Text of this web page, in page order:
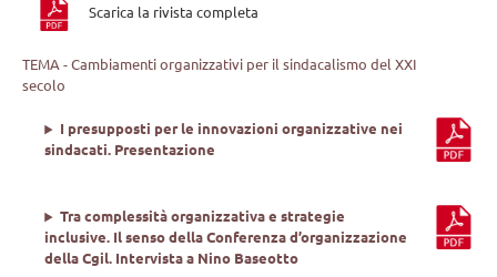
Scarica la rivista completa
TEMA - Cambiamenti organizzativi per il sindacalismo del XXI
secolo
I presupposti per le innovazioni organizzative nei
sindacati. Presentazione
Tra complessità organizzativa e strategie
inclusive. Il senso della Conferenza d’organizzazione
della Cgil. Intervista a Nino Baseotto